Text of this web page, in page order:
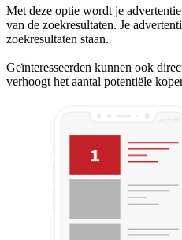
Met deze optie wordt je
van de zoekresultaten. Je
zoekresultaten staan.
Geïnteresseerden kunnen ook
verhoogt het aantal potentiële